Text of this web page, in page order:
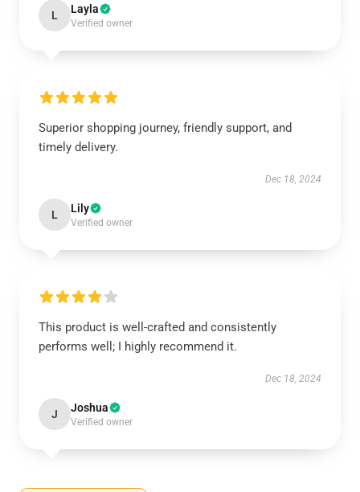
L Layla
Verified owner
Superior shopping journey, friendly support, and
timely delivery.
Dec 18, 2024
L Lily
Verified owner
This product is well-crafted and consistently
performs well; I highly recommend it.
Dec 18, 2024
J Joshua
Verified owner